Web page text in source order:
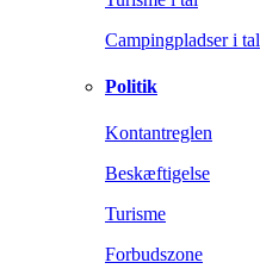
Campingpladser i tal
Politik
Kontantreglen
Beskæftigelse
Turisme
Forbudszone